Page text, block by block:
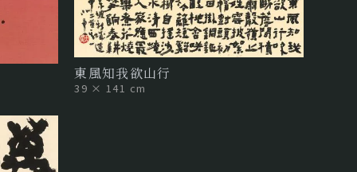
東風知我欲山行
39 × 141 cm